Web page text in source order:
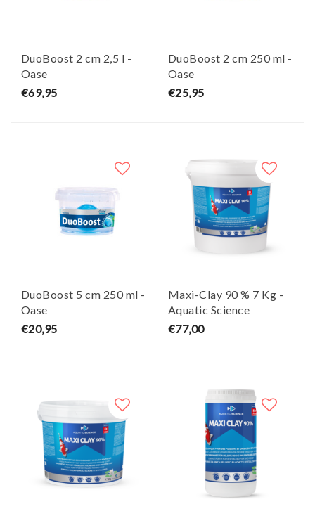
DuoBoost 2 cm 2,5 l -
Oase
€69,95
DuoBoost 2 cm 250 ml -
Oase
€25,95
DuoBoost 5 cm 250 ml -
Oase
€20,95
Maxi-Clay 90 % 7 Kg -
Aquatic Science
€77,00